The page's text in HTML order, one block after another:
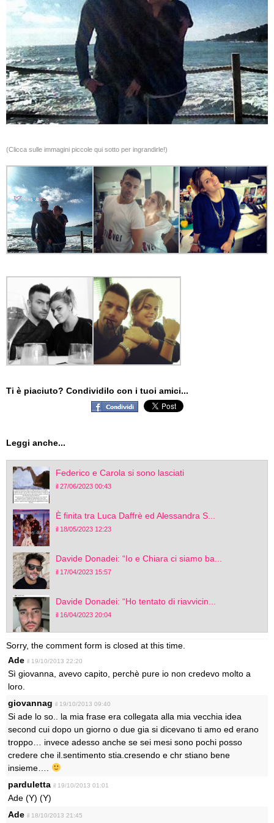
(Clicca sulle immagini piccole qui sotto per ingrandirle!)
Ti è piaciuto? Condividilo con i tuoi amici...
Leggi anche...
Federico e Carola si sono lasciati
il 27/06/2023 00:43
È finita tra Luca Daffrè ed Alessandra S...
il 18/05/2023 12:23
Davide Donadei: “Io e Chiara ci siamo ba...
il 17/04/2023 15:57
Davide Donadei: “Ho tentato di riavvicin...
il 16/04/2023 20:04
Sorry, the comment form is closed at this time.
Ade il 19/10/2013 22:20
Sì giovanna, avevo capito, perchè pure io non credevo molto a
loro.
giovannag il 19/10/2013 09:40
Si ade lo so.. la mia frase era collegata alla mia vecchia idea
second cui dopo un giorno o due gia si dicevano ti amo ed erano
troppo… invece adesso anche se sei mesi sono pochi posso
credere che il.sentimento stia.cresendo e chr stiano bene
insieme….
parduletta il 19/10/2013 01:01
Ade (Y) (Y)
Ade il 18/10/2013 21:45